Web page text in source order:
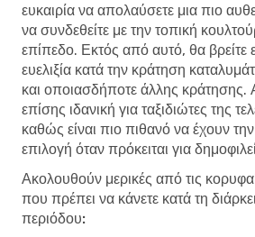
ευκαιρία να απολαύσετε μια πιο
να συνδεθείτε με την τοπική
επίπεδο. Εκτός από αυτό, θα βρείτε
ευελιξία κατά την κράτηση
και οποιασδήποτε άλλης κράτησης.
επίσης ιδανική για ταξιδιώτες της
καθώς είναι πιο πιθανό να έχουν
επιλογή όταν πρόκειται για
Ακολουθούν μερικές από τις
που πρέπει να κάνετε κατά τη
περιόδου: